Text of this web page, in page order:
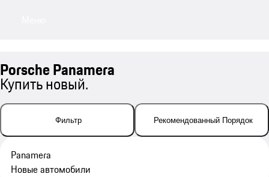
Porsche Panamera
Купить новый.
Фильтр Рекомендованный Порядок
Panamera
Новые автомобили